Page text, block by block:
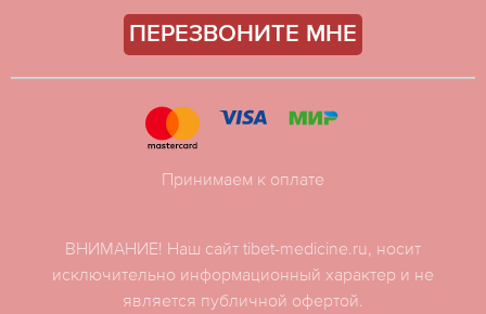
ПЕРЕЗВОНИТЕ МНЕ
ВНИМАНИЕ! Наш сайт tibet-medicine.ru, носит
исключительно информационный характер и не
является публичной офертой.
Принимаем к оплате